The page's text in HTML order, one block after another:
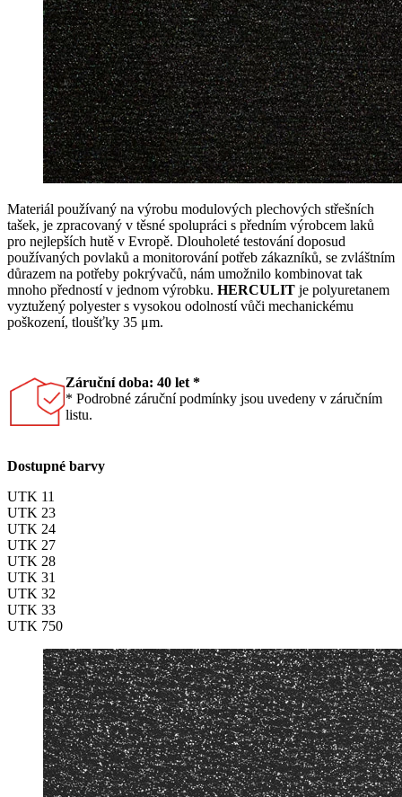
Materiál používaný na výrobu modulových plechových střešních
tašek, je zpracovaný v těsné spolupráci s předním výrobcem laků
pro nejlepších hutě v Evropě. Dlouholeté testování doposud
používaných povlaků a monitorování potřeb zákazníků, se zvláštním
důrazem na potřeby pokrývačů, nám umožnilo kombinovat tak
mnoho předností v jednom výrobku. HERCULIT je polyuretanem
vyztužený polyester s vysokou odolností vůči mechanickému
poškození, tloušťky 35 μm.
Záruční doba: 40 let *
* Podrobné záruční podmínky jsou uvedeny v záručním
listu.
Dostupné barvy
UTK 11
UTK 23
UTK 24
UTK 27
UTK 28
UTK 31
UTK 32
UTK 33
UTK 750